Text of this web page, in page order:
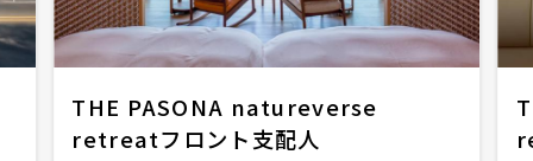
THE PASONA natureverse
retreatフロント支配人